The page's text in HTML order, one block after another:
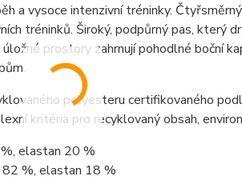
a vysoce intenzivní tréninky.
tréninků. Široký, podpůrný pas, který
prostory zahrnují pohodlné boční
polyesteru certifikovaného
kritéria pro recyklovaný obsah,
elastan 20 %
%, elastan 18 %